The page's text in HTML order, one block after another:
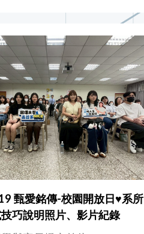
甄愛銘傳-校園開放日♥️系所
巧說明照片、影片紀錄